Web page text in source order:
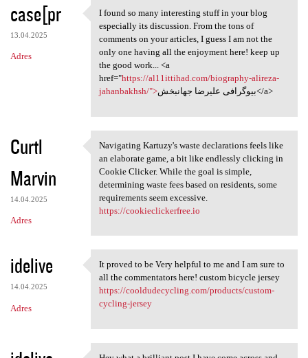
case[pr
13.04.2025
Adres
I found so many interesting
I found so many interesting stuff in your blog
especially its discussion. From the tons of
comments on your articles, I guess I am not the
only one having all the enjoyment here! keep up
the good work... <a
href="https://al11ittihad.com/biography-alireza-
jahanbakhsh/">
بیوگرافی علیرضا جهانبخش</a>
Curtl
Marvin
14.04.2025
Adres
Navigating Kartuzy's waste
Navigating Kartuzy's waste declarations feels like
an elaborate game, a bit like endlessly clicking in
Cookie Clicker. While the goal is simple,
determining waste fees based on residents, some
requirements seem excessive.
https://cookieclickerfree.io
idelive
14.04.2025
Adres
It proved to be Very helpful
It proved to be Very helpful to me and I am sure to
all the commentators here! custom bicycle jersey
https://cooldudecycling.com/products/custom-
cycling-jersey